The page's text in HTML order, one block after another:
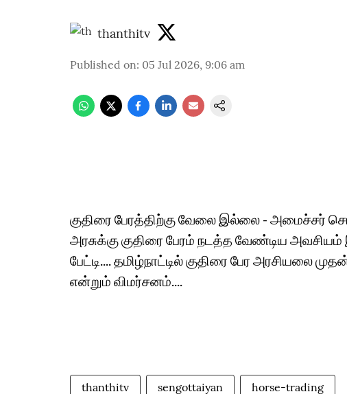
thanthitv
Published on: 05 Jul 2026, 9:06 am
குதிரை பேரத்திற்கு வேலை இல்லை -
அரசுக்கு குதிரை பேரம் நடத்த வேண்டிய
பேட்டி.... தமிழ்நாட்டில் குதிரை பேர அரசியலை
என்றும் விமர்சனம்....
thanthitv sengottaiyan horse-trading